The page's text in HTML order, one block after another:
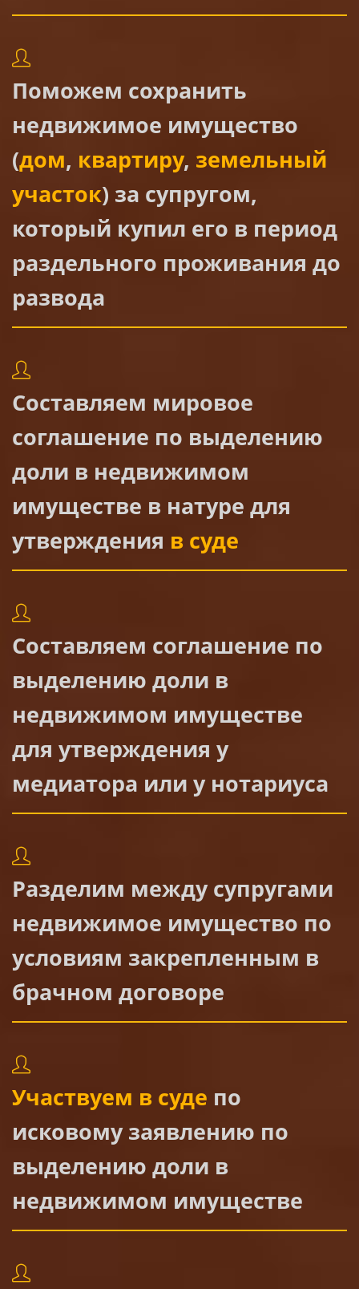
Поможем сохранить
недвижимое имущество
(дом, квартиру, земельный
участок) за супругом,
который купил его в период
раздельного проживания до
развода
Составляем мировое
соглашение по выделению
доли в недвижимом
имуществе в натуре для
утверждения в суде
Составляем соглашение по
выделению доли в
недвижимом имуществе
для утверждения у
медиатора или у нотариуса
Разделим между супругами
недвижимое имущество по
условиям закрепленным в
брачном договоре
Участвуем в суде по
исковому заявлению по
выделению доли в
недвижимом имуществе